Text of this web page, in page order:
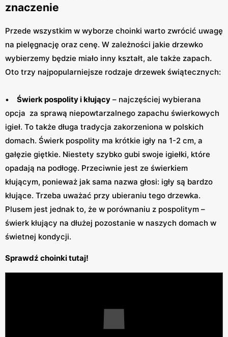
znaczenie
Przede wszystkim w wyborze choinki warto zwrócić uwagę
na pielęgnację oraz cenę. W zależności jakie drzewko
wybierzemy będzie miało inny kształt, ale także zapach.
Oto trzy najpopularniejsze rodzaje drzewek świątecznych:
• Świerk pospolity i kłujący – najczęściej wybierana
opcja za sprawą niepowtarzalnego zapachu świerkowych
igieł. To także długa tradycja zakorzeniona w polskich
domach. Świerk pospolity ma krótkie igły na 1-2 cm, a
gałęzie giętkie. Niestety szybko gubi swoje igiełki, które
opadają na podłogę. Przeciwnie jest ze świerkiem
kłującym, ponieważ jak sama nazwa głosi: igły są bardzo
kłujące. Trzeba uważać przy ubieraniu tego drzewka.
Plusem jest jednak to, że w porównaniu z pospolitym –
świerk kłujący na dłużej pozostanie w naszych domach w
świetnej kondycji.
Sprawdź choinki tutaj!